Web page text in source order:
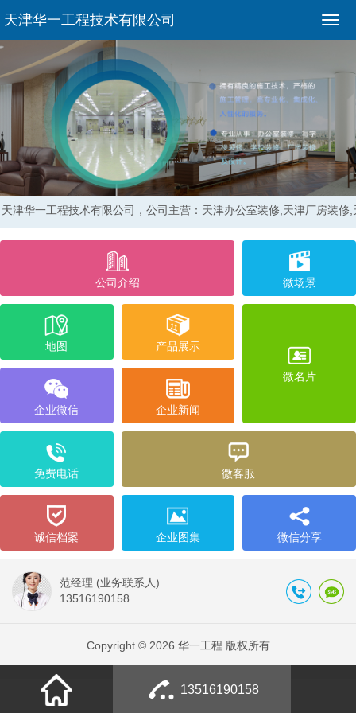
天津华一工程技术有限公司
津华一工程技术有限公司， 公司主营：天津办公室装修,天津厂房装修
公司介绍 微场景
地图 产品展示
微名片
企业微信 企业新闻
免费电话 微客服
诚信档案 企业图集 微信分享
范经理 (业务联系人)
13516190158
Copyright © 2026 华一工程 版权所有
13516190158